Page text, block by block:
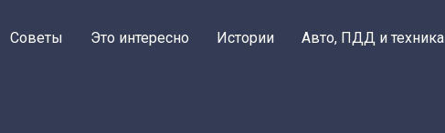
Советы Это интересно Истории Авто, ПДД и техника